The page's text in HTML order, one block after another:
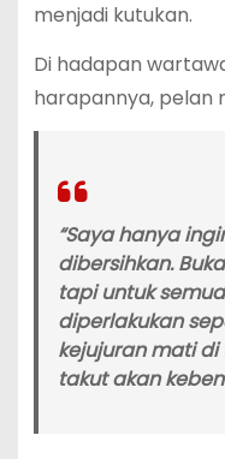
menjadi kutukan.
Di hadapan
harapannya, pelan
“Saya hanya
dibersihkan.
tapi untuk
diperlakukan
kejujuran mati
takut akan